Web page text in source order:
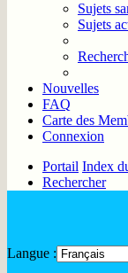
Sujets
Sujets
Nouvelles
FAQ
Carte des
Connexion
Portail Index
Rechercher
Langue :